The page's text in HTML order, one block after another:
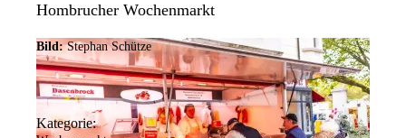
Hombrucher Wochenmarkt
Bild: Stephan Schütze
Kategorie: